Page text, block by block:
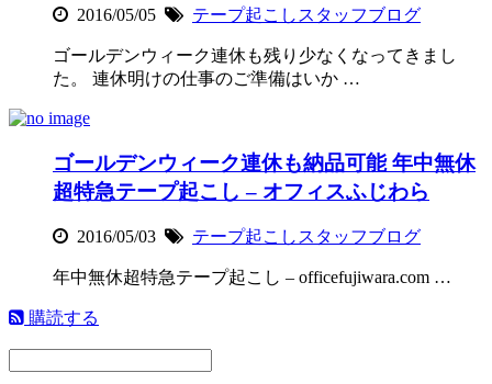
2016/05/05 テープ起こしスタッフブログ
ゴールデンウィーク連休も残り少なくなってきまし
た。 連休明けの仕事のご準備はいか …
ゴールデンウィーク連休も納品可能 年中無休
超特急テープ起こし – オフィスふじわら
2016/05/03 テープ起こしスタッフブログ
年中無休超特急テープ起こし – officefujiwara.com …
購読する